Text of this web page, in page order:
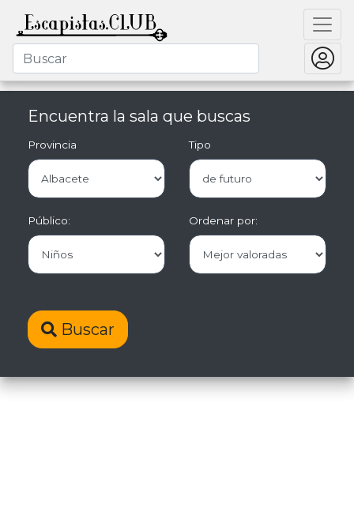
Encuentra la sala que buscas
Provincia Tipo
Público: Ordenar por:
Buscar